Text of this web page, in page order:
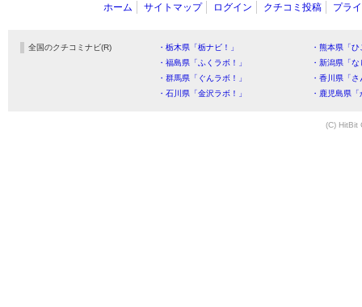
ホーム サイトマップ ログイン クチコミ投稿 プラ
全国のクチコミナビ(R) ・栃木県「栃ナビ！」
・熊本県「
・福島県「ふくラボ！」
・新潟県「
・群馬県「ぐんラボ！」
・香川県「
・石川県「金沢ラボ！」
・鹿児島県
(C) HitBit